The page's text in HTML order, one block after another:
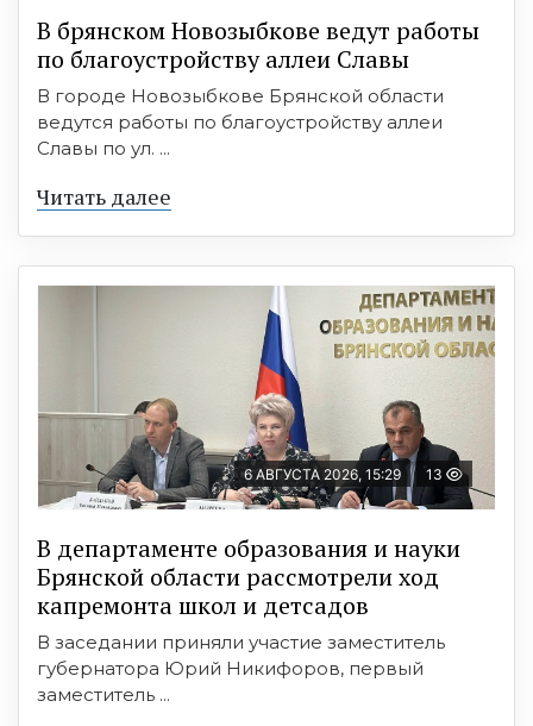
В брянском Новозыбкове ведут работы
по благоустройству аллеи Славы
В городе Новозыбкове Брянской области
ведутся работы по благоустройству аллеи
Славы по ул. ...
Читать далее
6 АВГУСТА 2026, 15:29 13
В департаменте образования и науки
Брянской области рассмотрели ход
капремонта школ и детсадов
В заседании приняли участие заместитель
губернатора Юрий Никифоров, первый
заместитель ...